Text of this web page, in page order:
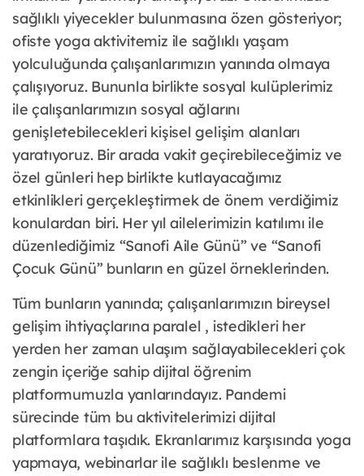
sağlıklı yiyecekler bulunmasına özen gösteriyor;
ofiste yoga aktivitemiz ile sağlıklı yaşam
yolculuğunda çalışanlarımızın yanında olmaya
çalışıyoruz. Bununla birlikte sosyal kulüplerimiz
ile çalışanlarımızın sosyal ağlarını
genişletebilecekleri kişisel gelişim alanları
yaratıyoruz. Bir arada vakit geçirebileceğimiz ve
özel günleri hep birlikte kutlayacağımız
etkinlikleri gerçekleştirmek de önem verdiğimiz
konulardan biri. Her yıl ailelerimizin katılımı ile
düzenlediğimiz “Sanofi Aile Günü” ve “Sanofi
Çocuk Günü” bunların en güzel örneklerinden.
Tüm bunların yanında; çalışanlarımızın bireysel
gelişim ihtiyaçlarına paralel , istedikleri her
yerden her zaman ulaşım sağlayabilecekleri çok
zengin içeriğe sahip dijital öğrenim
platformumuzla yanlarındayız. Pandemi
sürecinde tüm bu aktivitelerimizi dijital
platformlara taşıdık. Ekranlarımız karşısında yoga
yapmaya, webinarlar ile sağlıklı beslenme ve